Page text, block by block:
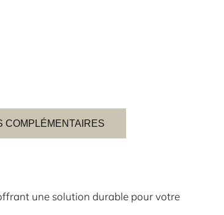
COMPLÉMENTAIRES
une solution durable pour votre